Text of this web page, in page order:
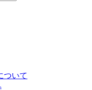
ついて